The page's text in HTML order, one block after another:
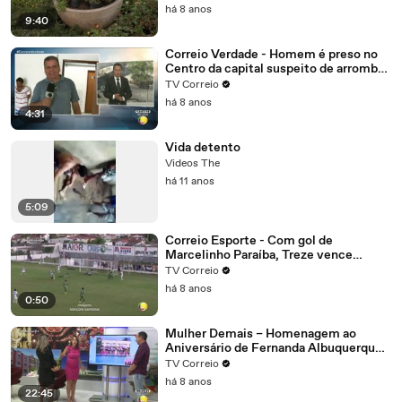
9:40
há 8 anos
4:31
Correio Verdade - Homem é preso no
Centro da capital suspeito de arrombar
uma casa
TV Correio
há 8 anos
5:09
Vida detento
Videos The
há 11 anos
0:50
Correio Esporte - Com gol de
Marcelinho Paraíba, Treze vence
Nacional de Patos, alivia a crise e abre
vantagem na liderança do grupo B
TV Correio
há 8 anos
22:45
Mulher Demais – Homenagem ao
Aniversário de Fernanda Albuquerque.
Parte 4
TV Correio
há 8 anos